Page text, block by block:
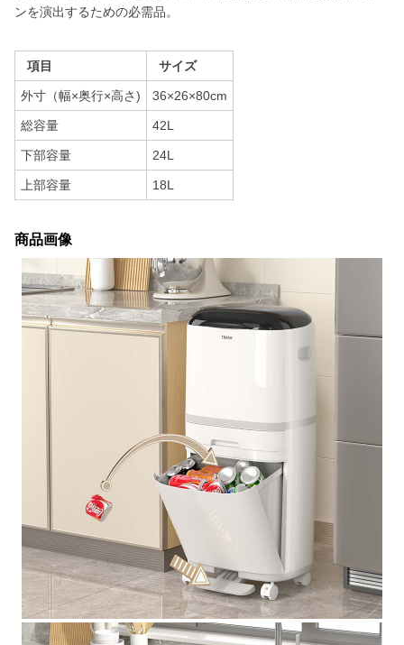
ンを演出するための必需品。
項目 サイズ
外寸（幅×奥行×高さ) 36×26×80cm
総容量 42L
下部容量 24L
上部容量 18L
商品画像